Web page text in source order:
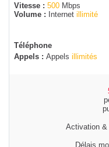
Vitesse : 500 Mbps
Volume :
Internet illimité
Téléphone
Appels : Appels illimités
Activation
Délais